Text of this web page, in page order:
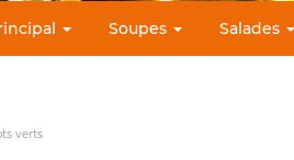
Soupes Salades
verts